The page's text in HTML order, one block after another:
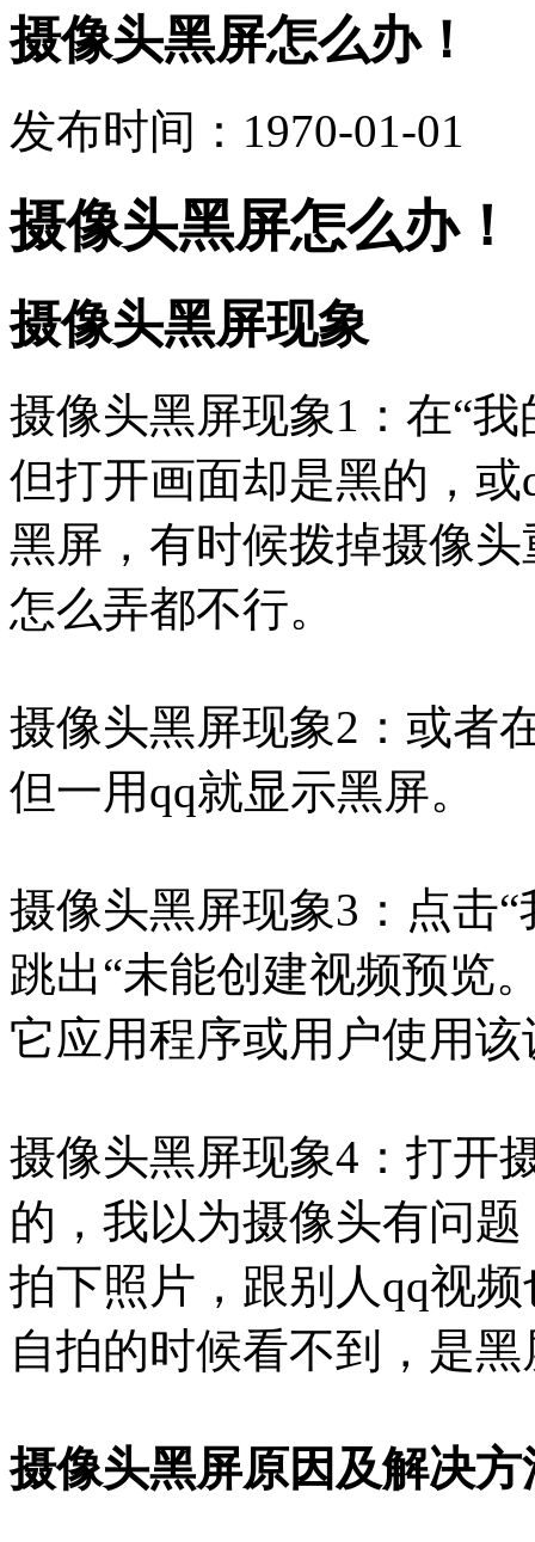
摄像头黑屏怎么办！
发布时间：1970-01-01
摄像头黑屏怎么办！
摄像头黑屏现象
摄像头黑屏现象1：在“
但打开画面却是黑的，
黑屏，有时候拨掉摄像
怎么弄都不行。
摄像头黑屏现象2：或者
但一用qq就显示黑屏。
摄像头黑屏现象3：点击
跳出“未能创建视频预览
它应用程序或用户使用
摄像头黑屏现象4：打开
的，我以为摄像头有问
拍下照片，跟别人qq视
自拍的时候看不到，是
摄像头黑屏原因及解决方